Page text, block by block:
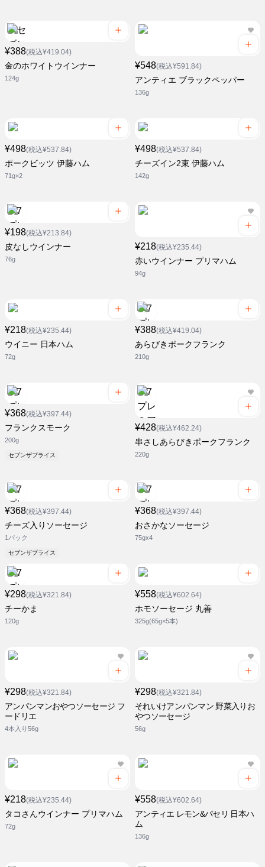
¥388(税込¥419.04)
金のホワイトウインナー
124g
¥548(税込¥591.84)
アンティエ ブラックペッパー
136g
¥498(税込¥537.84)
ポークビッツ 伊藤ハム
71g×2
¥498(税込¥537.84)
チーズイン2束 伊藤ハム
142g
¥198(税込¥213.84)
皮なしウインナー
76g
¥218(税込¥235.44)
赤いウインナー プリマハム
94g
¥218(税込¥235.44)
ウイニー 日本ハム
72g
¥388(税込¥419.04)
あらびきポークフランク
210g
¥368(税込¥397.44)
フランクスモーク
200g
セブンザプライス
¥428(税込¥462.24)
串さしあらびきポークフランク
220g
¥368(税込¥397.44)
チーズ入りソーセージ
1パック
セブンザプライス
¥368(税込¥397.44)
おさかなソーセージ
75gx4
¥298(税込¥321.84)
チーかま
120g
¥558(税込¥602.64)
ホモソーセージ 丸善
325g(65g×5本)
¥298(税込¥321.84)
アンパンマンおやつソーセージ フ
ードリエ
4本入り56g
¥298(税込¥321.84)
それいけアンパンマン 野菜入りお
やつソーセージ
56g
¥218(税込¥235.44)
タコさんウインナー プリマハム
72g
¥558(税込¥602.64)
アンティエ レモン&パセリ 日本ハ
ム
136g